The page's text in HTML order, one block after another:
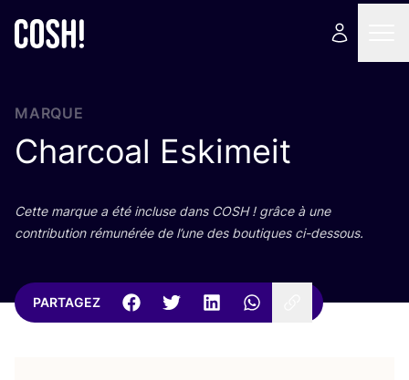
MARQUE
Charcoal Eskimeit
Cette marque a été incluse dans COSH! grâce à une
contri­bu­tion rému­né­rée de l’une des bou­tiques ci-dessous.
PARTAGEZ